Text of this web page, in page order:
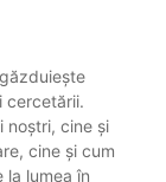
cercetării.
noștri, cine și
cine și cum
lumea în